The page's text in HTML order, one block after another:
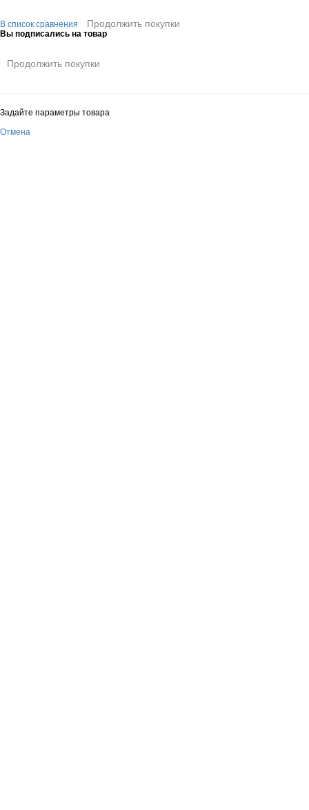
В список сравнения Продолжить покупки
Вы подписались на товар
Продолжить покупки
Задайте параметры товара
Отмена